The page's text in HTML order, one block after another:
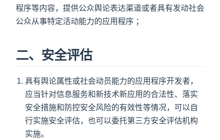
程序等内容，提供公众舆论表达渠道或者具有发动社会
公众从事特定活动能力的应用程序 ；
二、安全评估
具有舆论属性或社会动员能力的应用程序开发者，
应当针对信息服务和新技术新应用的合法性、落实
安全措施和防控安全风险的有效性等情况，可以自
行实施安全评估，也可以委托第三方安全评估机构
实施。